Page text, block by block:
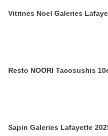
Vitrines Noel Galeries
Resto NOORI Tacosushis
Sapin Galeries Lafayette